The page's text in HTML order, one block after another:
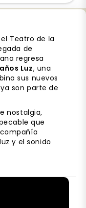
el Teatro de la
de
regresa
Luz, una
sus nuevos
son parte de
nostalgia,
que
y el sonido